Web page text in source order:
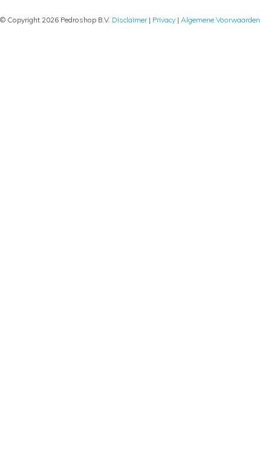
© Copyright 2026 Pedroshop B.V. Disclaimer| Privacy | Algemene Voorwaarden